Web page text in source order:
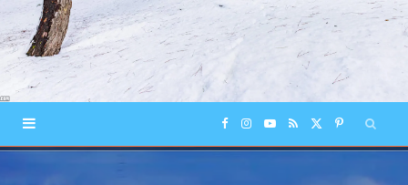
F I Y R P